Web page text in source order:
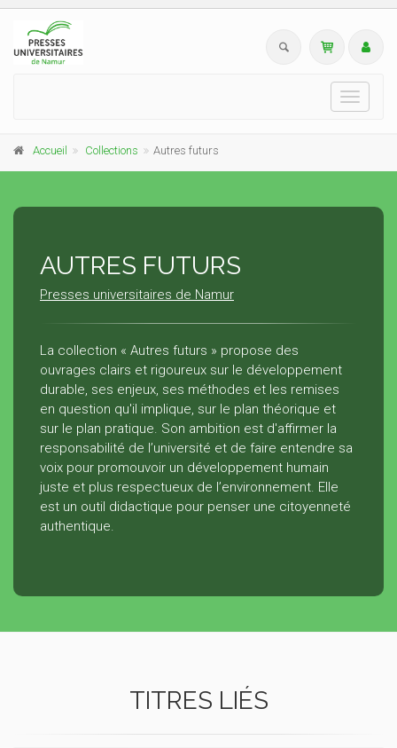
Toggle
Accueil Collections Autres futurs
AUTRES FUTURS
Presses universitaires de Namur
La collection « Autres futurs » propose des
ouvrages clairs et rigoureux sur le développement
durable, ses enjeux, ses méthodes et les remises
en question qu'il implique, sur le plan théorique et
sur le plan pratique. Son ambition est d'affirmer la
responsabilité de l’université et de faire entendre sa
voix pour promouvoir un développement humain
juste et plus respectueux de l’environnement. Elle
est un outil didactique pour penser une citoyenneté
authentique.
TITRES LIÉS